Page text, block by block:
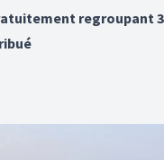
regroupant